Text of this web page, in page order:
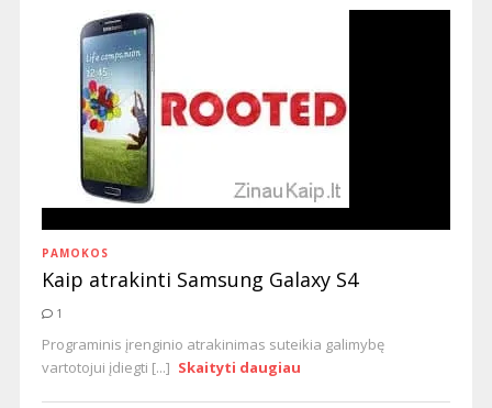
PAMOKOS
Kaip atrakinti Samsung Galaxy S4
1
Programinis įrenginio atrakinimas suteikia galimybę
vartotojui įdiegti [...] Skaityti daugiau